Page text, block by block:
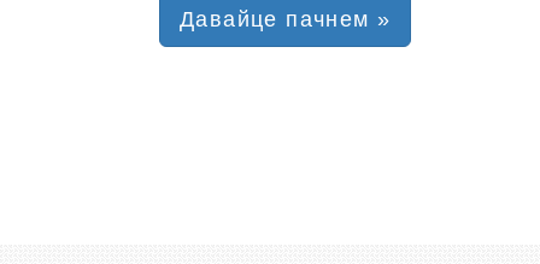
Давайце пачнем »